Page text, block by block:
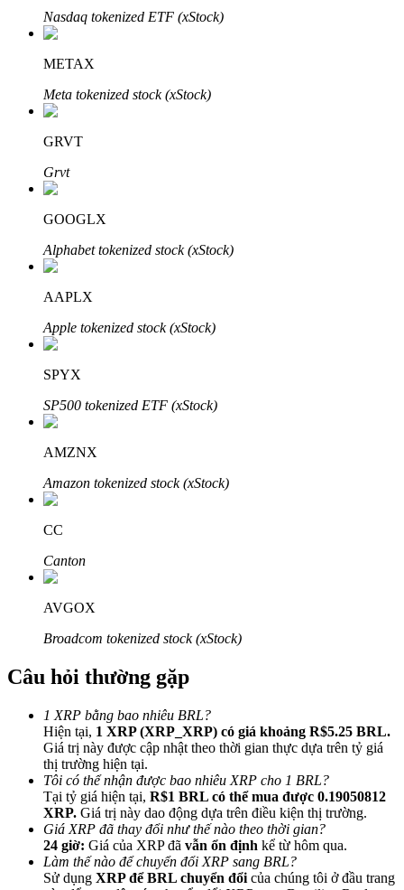
Tận hưởng việc quản lý tài chính hiện tại và thu nhập lâu dài
Staking 101
Tìm hiểu về kiếm thu nhập thụ động
Lên đến 65% hoa hồng!
Nasdaq tokenized ETF (xStock)
METAX
Meta tokenized stock (xStock)
GRVT
Grvt
GOOGLX
Alphabet tokenized stock (xStock)
AAPLX
Apple tokenized stock (xStock)
SPYX
SP500 tokenized ETF (xStock)
AMZNX
Amazon tokenized stock (xStock)
CC
Canton
AVGOX
Broadcom tokenized stock (xStock)
Câu hỏi thường gặp
1 XRP bằng bao nhiêu BRL?
Hiện tại, 1 XRP (XRP_XRP) có giá khoảng R$5.25 BRL.
Giá trị này được cập nhật theo thời gian thực dựa trên tỷ giá
thị trường hiện tại.
Tôi có thể nhận được bao nhiêu XRP cho 1 BRL?
Tại tỷ giá hiện tại, R$1 BRL có thể mua được 0.19050812
XRP. Giá trị này dao động dựa trên điều kiện thị trường.
Giá XRP đã thay đổi như thế nào theo thời gian?
24 giờ: Giá của XRP đã vẫn ổn định kể từ hôm qua.
Làm thế nào để chuyển đổi XRP sang BRL?
Sử dụng XRP để BRL chuyển đổi của chúng tôi ở đầu trang